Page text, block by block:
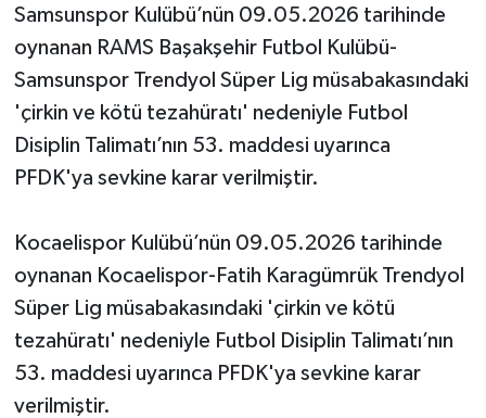
Samsunspor Kulübü’nün 09.05.2026 tarihinde
oynanan RAMS Başakşehir Futbol Kulübü-
Samsunspor Trendyol Süper Lig müsabakasındaki
'çirkin ve kötü tezahüratı' nedeniyle Futbol
Disiplin Talimatı’nın 53. maddesi uyarınca
PFDK'ya sevkine karar verilmiştir.
Kocaelispor Kulübü’nün 09.05.2026 tarihinde
oynanan Kocaelispor-Fatih Karagümrük Trendyol
Süper Lig müsabakasındaki 'çirkin ve kötü
tezahüratı' nedeniyle Futbol Disiplin Talimatı’nın
53. maddesi uyarınca PFDK'ya sevkine karar
verilmiştir.